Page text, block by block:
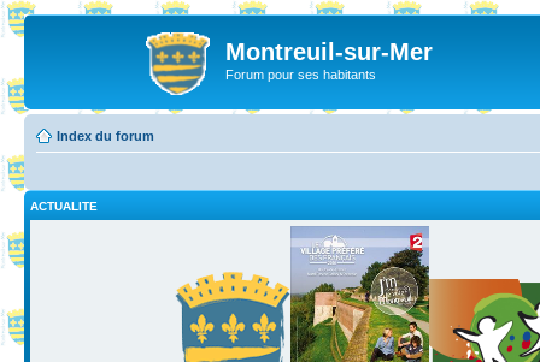
Montreuil-sur-Mer
Forum pour ses habitants
Index du forum
ACTUALITE